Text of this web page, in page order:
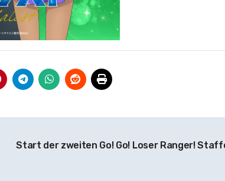
Start der zweiten Go! Go! Loser Ranger!